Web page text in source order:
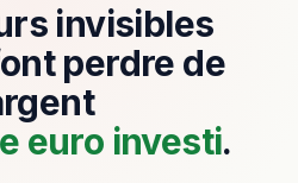
invisibles
perdre de
euro investi.